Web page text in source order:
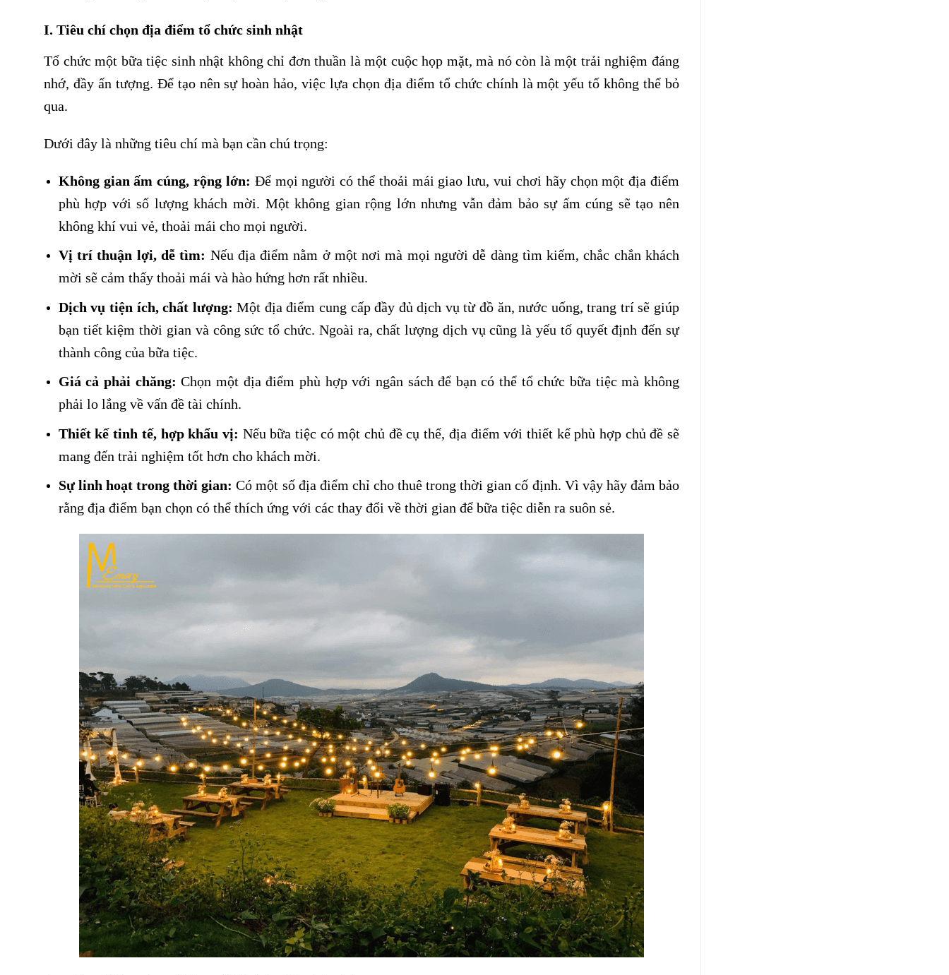
I. Tiêu chí chọn địa điểm tổ chức sinh nhật
Tổ chức một bữa tiệc sinh nhật không chỉ đơn thuần là một cuộc họp mặt, mà nó còn là một trải nghiệm đáng
nhớ, đầy ấn tượng. Để tạo nên sự hoàn hảo, việc lựa chọn địa điểm tổ chức chính là một yếu tố không thể bỏ
qua.
Dưới đây là những tiêu chí mà bạn cần chú trọng:
Không gian ấm cúng, rộng lớn: Để mọi người có thể thoải mái giao lưu, vui chơi hãy chọn một địa điểm
phù hợp với số lượng khách mời. Một không gian rộng lớn nhưng vẫn đảm bảo sự ấm cúng sẽ tạo nên
không khí vui vẻ, thoải mái cho mọi người.
Vị trí thuận lợi, dễ tìm: Nếu địa điểm nằm ở một nơi mà mọi người dễ dàng tìm kiếm, chắc chắn khách
mời sẽ cảm thấy thoải mái và hào hứng hơn rất nhiều.
Dịch vụ tiện ích, chất lượng: Một địa điểm cung cấp đầy đủ dịch vụ từ đồ ăn, nước uống, trang trí sẽ giúp
bạn tiết kiệm thời gian và công sức tổ chức. Ngoài ra, chất lượng dịch vụ cũng là yếu tố quyết định đến sự
thành công của bữa tiệc.
Giá cả phải chăng: Chọn một địa điểm phù hợp với ngân sách để bạn có thể tổ chức bữa tiệc mà không
phải lo lắng về vấn đề tài chính.
Thiết kế tinh tế, hợp khẩu vị: Nếu bữa tiệc có một chủ đề cụ thể, địa điểm với thiết kế phù hợp chủ đề sẽ
mang đến trải nghiệm tốt hơn cho khách mời.
Sự linh hoạt trong thời gian:Có một số địa điểm chỉ cho thuê trong thời gian cố định. Vì vậy hãy đảm bảo
rằng địa điểm bạn chọn có thể thích ứng với các thay đổi về thời gian để bữa tiệc diễn ra suôn sẻ.